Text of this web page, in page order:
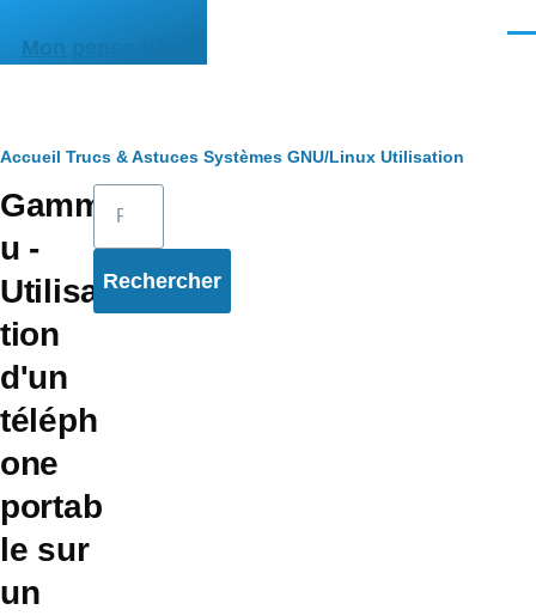
Mon pense-bête
Fil
d'Ariane
Accueil Trucs & Astuces Systèmes GNU/Linux Utilisation
Gamm
u -
Utilisa
tion
d'un
téléph
one
portab
le sur
un